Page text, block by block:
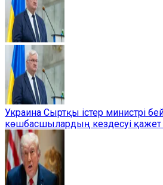
Украина Сыртқы істер министрі
көшбасшылардың кездесуі қажет